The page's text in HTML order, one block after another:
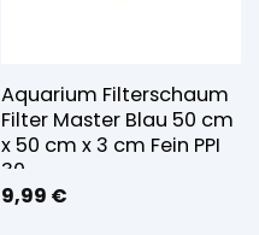
Aquarium Filterschaum
Filter Master Blau 50 cm
x 50 cm x 3 cm Fein PPI
30
9,99 €